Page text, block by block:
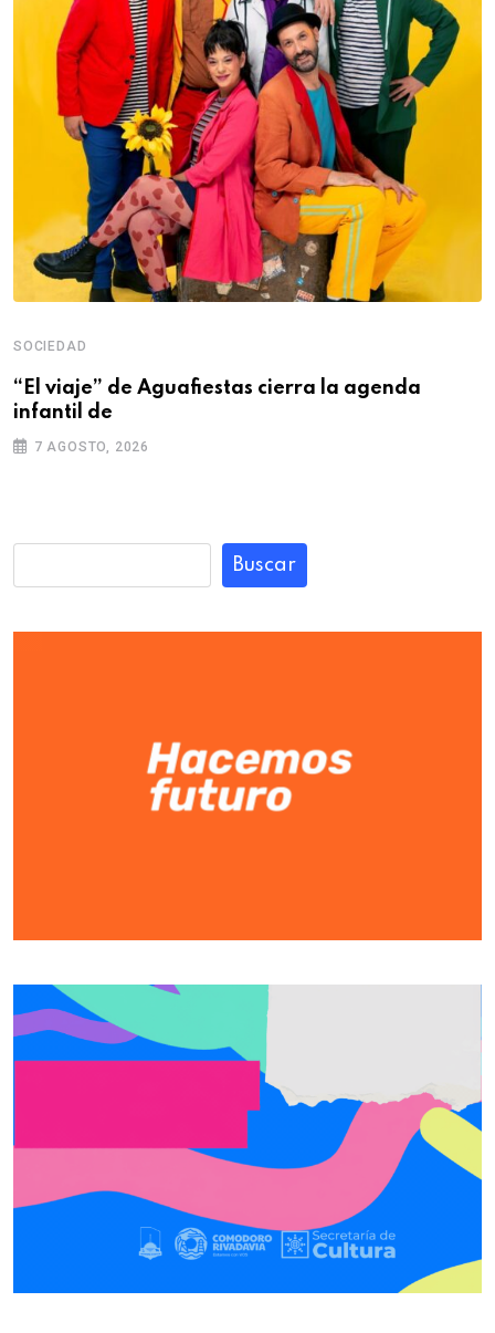
SOCIEDAD
“El viaje” de Aguafiestas cierra la agenda
infantil de
7 AGOSTO, 2026
Buscar